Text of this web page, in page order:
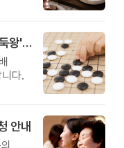
제3회 서초구 아버지센터배 '매너 바둑왕' 대회
다.
안내